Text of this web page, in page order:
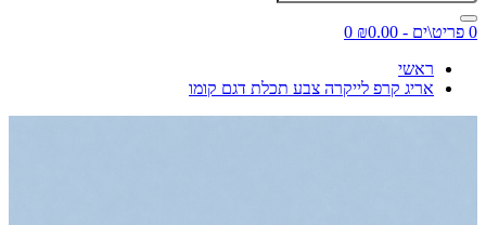
0 פריט\ים - ₪0.00
0
ראשי
אריג קרפ לייקרה צבע תכלת דגם קומו